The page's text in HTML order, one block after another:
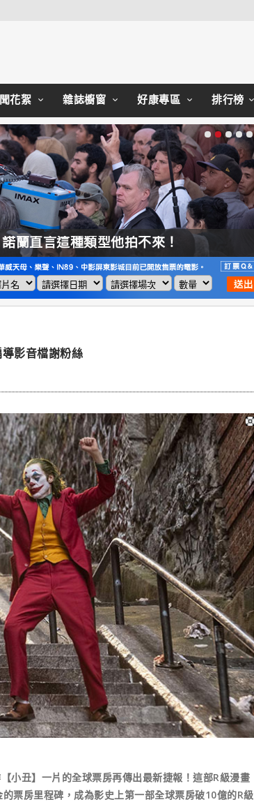
花絮 雜誌櫥窗 好康專區 排行榜
蘭直言這種類型他拍不來！
影音檔謝粉絲
小丑】一片的全球票房再傳出最新捷報！這部R級漫畫
票房里程碑，成為影史上第一部全球票房破10億的R級